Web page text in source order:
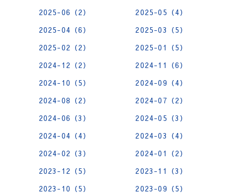
2025-06（2）
2025-05（4）
2025-04（6）
2025-03（5）
2025-02（2）
2025-01（5）
2024-12（2）
2024-11（6）
2024-10（5）
2024-09（4）
2024-08（2）
2024-07（2）
2024-06（3）
2024-05（3）
2024-04（4）
2024-03（4）
2024-02（3）
2024-01（2）
2023-12（5）
2023-11（3）
2023-10（5）
2023-09（5）